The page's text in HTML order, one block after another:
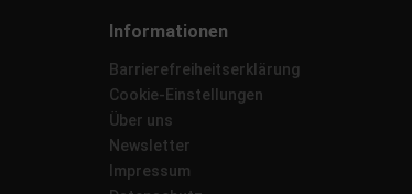
Informationen
Barrierefreiheitserklärung
Cookie-Einstellungen
Über uns
Newsletter
Impressum